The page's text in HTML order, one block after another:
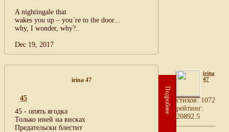
A nightingale that
wakes you up – you`re to the door...
why, I wonder, why?..
Dec 19, 2017
irina 47
45
45 - опять ягодка
Только иней на висках
Предательски блестит
Подробнее
irina
47
cтихов: 1072
рейтинг:
20892.5